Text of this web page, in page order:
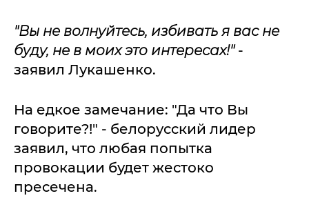
"Вы не волнуйтесь, избивать я вас не
буду, не в моих это интересах!"-
заявил Лукашенко.
На едкое замечание: "Да что Вы
говорите?!" - белорусский лидер
заявил, что любая попытка
провокации будет жестоко
пресечена.